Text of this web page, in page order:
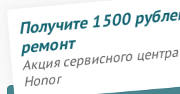
Замена звуковой карты
Замена шим-
контроллера
Получите 1500
ремонт
Акция сервисного центра
Honor